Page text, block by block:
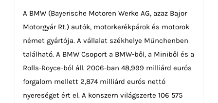
A BMW (Bayerische Motoren Werke AG, azaz Bajor
Motorgyár Rt.) autók, motorkerékpárok és motorok
német gyártója. A vállalat székhelye Münchenben
található. A BMW Csoport a BMW-ből, a Miniből és a
Rolls-Royce-ból áll. 2006-ban 48,999 milliárd eurós
forgalom mellett 2,874 milliárd eurós nettó
nyereséget ért el. A konszern világszerte 106 575